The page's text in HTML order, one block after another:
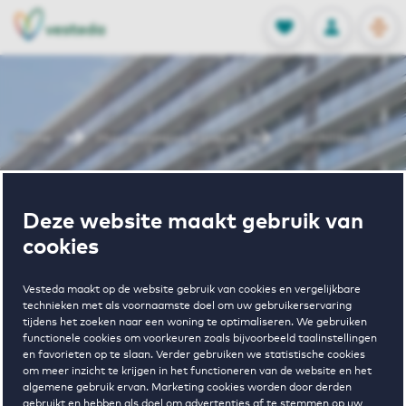
Deze website maakt gebruik van
cookies
Vesteda maakt op de website gebruik van cookies en vergelijkbare
technieken met als voornaamste doel om uw gebruikerservaring
tijdens het zoeken naar een woning te optimaliseren. We gebruiken
functionele cookies om voorkeuren zoals bijvoorbeeld taalinstellingen
en favorieten op te slaan. Verder gebruiken we statistische cookies
om meer inzicht te krijgen in het functioneren van de website en het
algemene gebruik ervan. Marketing cookies worden door derden
FAVORIETEN
Opgeslagen
INLOGGEN
NL
EN
Home Huurwoningen Rijswijk Churchilllaan
Wonen in
Churchilllaan
Regelmatig beschikbaar